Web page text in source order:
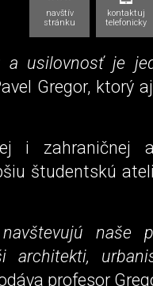
navštív
stránku
kontaktuj
telefonicky
a usilovnosť je
Gregor, ktorý
i zahraničnej
študentskú
naše
architekti,
profesor